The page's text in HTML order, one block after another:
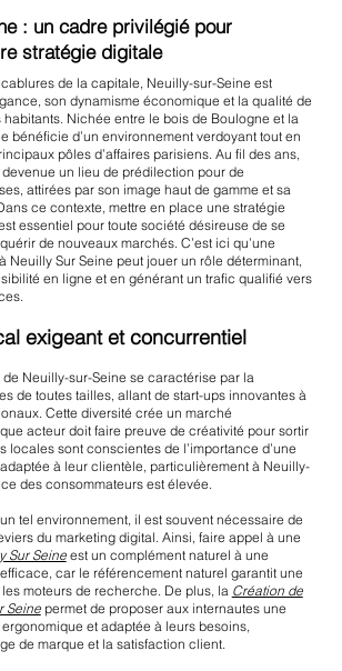
: un cadre privilégié pour
stratégie digitale
de la capitale, Neuilly-sur-Seine est
son dynamisme économique et la qualité de
habitants. Nichée entre le bois de Boulogne et la
bénéficie d’un environnement verdoyant tout en
pôles d’affaires parisiens. Au fil des ans,
un lieu de prédilection pour de
attirées par son image haut de gamme et sa
ce contexte, mettre en place une stratégie
essentiel pour toute société désireuse de se
de nouveaux marchés. C’est ici qu’une
Neuilly Sur Seine peut jouer un rôle déterminant,
en ligne et en générant un trafic qualifié vers
exigeant et concurrentiel
Neuilly-sur-Seine se caractérise par la
de toutes tailles, allant de start-ups innovantes à
Cette diversité crée un marché
acteur doit faire preuve de créativité pour sortir
locales sont conscientes de l’importance d’une
à leur clientèle, particulièrement à Neuilly-
des consommateurs est élevée.
tel environnement, il est souvent nécessaire de
du marketing digital. Ainsi, faire appel à une
Sur Seineest un complément naturel à une
car le référencement naturel garantit une
moteurs de recherche. De plus, la Création de
Seinepermet de proposer aux internautes une
et adaptée à leurs besoins,
de marque et la satisfaction client.